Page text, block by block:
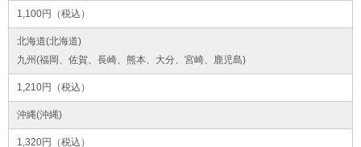
1,100円（税込）
北海道(北海道)
九州(福岡、佐賀、長崎、熊本、大分、宮崎、鹿児島)
1,210円（税込）
沖縄(沖縄)
1,320円（税込）